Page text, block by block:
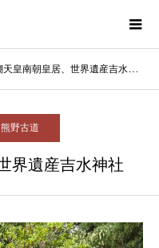
皇南朝皇居、世界遺産吉水神社
熊野古道
界遺産吉水神社